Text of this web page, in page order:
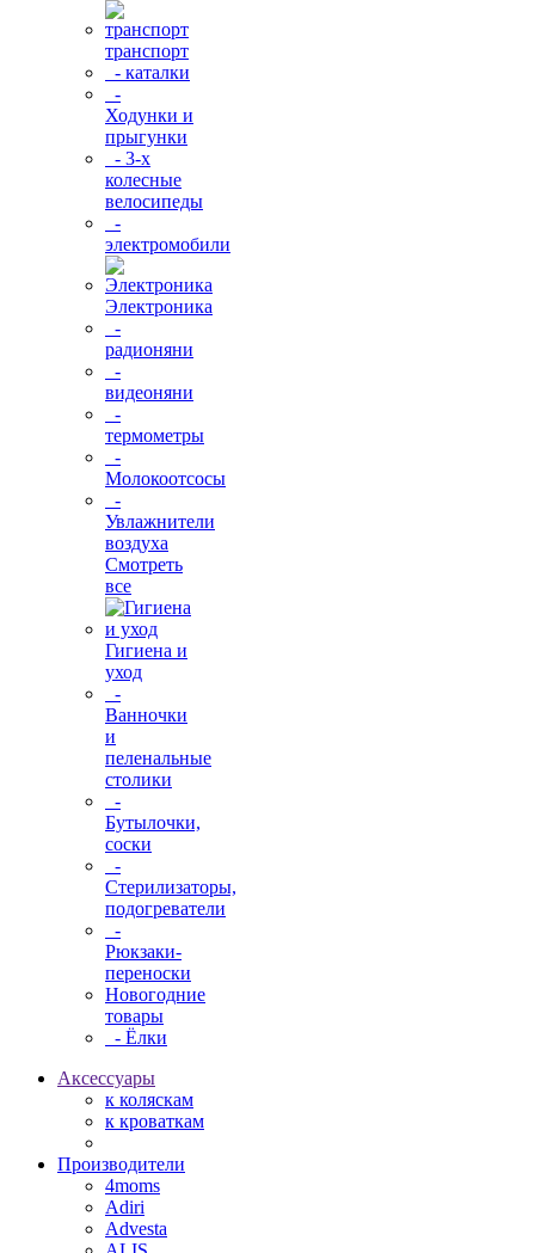
транспорт
- каталки
-
Ходунки и
прыгунки
- 3-х
колесные
велосипеды
-
электромобили
Электроника
-
радионяни
-
видеоняни
-
термометры
-
Молокоотсосы
-
Увлажнители
воздуха
Смотреть
все
Гигиена и
уход
-
Ванночки
и
пеленальные
столики
-
Бутылочки,
соски
-
Стерилизаторы,
подогреватели
-
Рюкзаки-
переноски
Новогодние
товары
- Ёлки
Аксессуары
к коляскам
к кроваткам
Производители
4moms
Adiri
Advesta